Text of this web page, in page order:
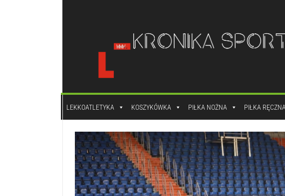
LEKKOATLETYKA KOSZYKÓWKA PIŁKA NOŻNA PIŁKA RĘCZNA